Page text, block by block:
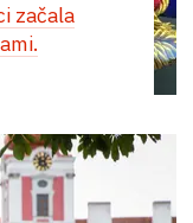
začala